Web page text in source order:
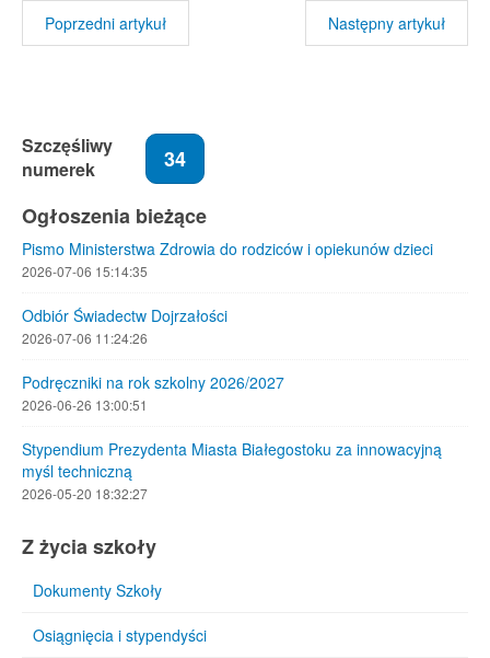
Poprzedni artykuł Następny artykuł
Szczęśliwy
numerek
34
Ogłoszenia bieżące
Pismo Ministerstwa Zdrowia do rodziców i opiekunów dzieci
2026-07-06 15:14:35
Odbiór Świadectw Dojrzałości
2026-07-06 11:24:26
Podręczniki na rok szkolny 2026/2027
2026-06-26 13:00:51
Stypendium Prezydenta Miasta Białegostoku za innowacyjną
myśl techniczną
2026-05-20 18:32:27
Z życia szkoły
Dokumenty Szkoły
Osiągnięcia i stypendyści